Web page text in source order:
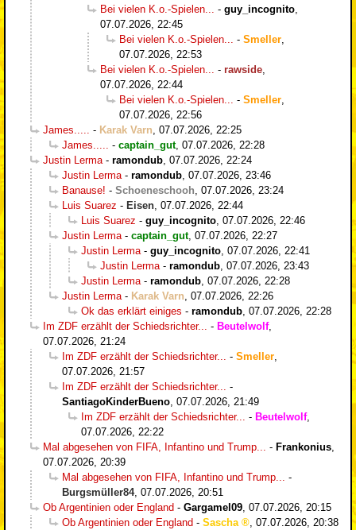
Bei vielen K.o.-Spielen...
- guy_incognito
07.07.2026, 22:45
Bei vielen K.o.-Spielen...
- Smeller
07.07.2026, 22:53
Bei vielen K.o.-Spielen...
- rawside
07.07.2026, 22:44
Bei vielen K.o.-Spielen...
- Smeller
07.07.2026, 22:56
James.....
- Karak Varn 07.07.2026, 22:25
James.....
- captain_gut, 07.07.2026, 22:28
Justin Lerma - ramondub 07.07.2026, 22:24
Justin Lerma - ramondub 07.07.2026, 23:46
Banause! - Schoeneschooh 07.07.2026, 23:24
Luis Suarez - Eisen 07.07.2026, 22:44
Luis Suarez - guy_incognito 07.07.2026, 22:46
Justin Lerma - captain_gut, 07.07.2026, 22:27
Justin Lerma - guy_incognito 07.07.2026, 22:41
Justin Lerma - ramondub 07.07.2026, 23:43
Justin Lerma - ramondub 07.07.2026, 22:28
Justin Lerma - Karak Varn 07.07.2026, 22:26
Ok das erklärt einiges - ramondub 07.07.2026, 22:28
Im ZDF erzählt der Schiedsrichter...
- Beutelwolf,
07.07.2026, 21:24
Im ZDF erzählt der Schiedsrichter...
- Smeller
07.07.2026, 21:57
Im ZDF erzählt der Schiedsrichter...
-
SantiagoKinderBueno 07.07.2026, 21:49
Im ZDF erzählt der Schiedsrichter...
- Beutelwolf,
07.07.2026, 22:22
Mal abgesehen von FIFA, Infantino und Trump...
- Frankonius
07.07.2026, 20:39
Mal abgesehen von FIFA, Infantino und Trump...
-
Burgsmüller84, 07.07.2026, 20:51
Ob Argentinien oder England - Gargamel09 07.07.2026, 20:15
Ob Argentinien oder England - Sascha
07.07.2026, 20:38